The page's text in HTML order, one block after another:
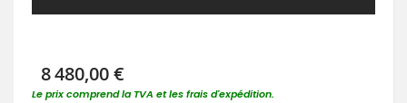
8 480,00 €
Le prix comprend la TVA et les frais d'expédition.